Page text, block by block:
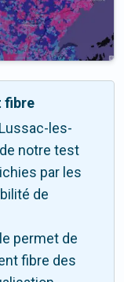
fibre
les-
notre test
par les
de
permet de
fibre des